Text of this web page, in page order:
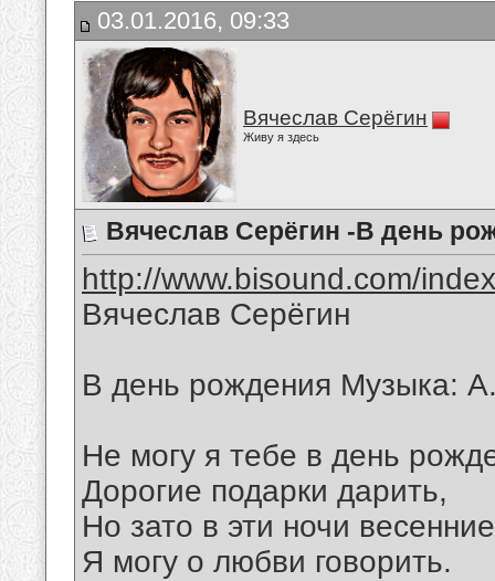
03.01.2016, 09:33
Вячеслав Серёгин
Живу я здесь
Вячеслав Серёгин -В день
http://www.bisound.com/
Вячеслав Серёгин
В день рождения Музыка:
Не могу я тебе в день
Дорогие подарки дарить,
Но зато в эти ночи весенние
Я могу о любви говорить.